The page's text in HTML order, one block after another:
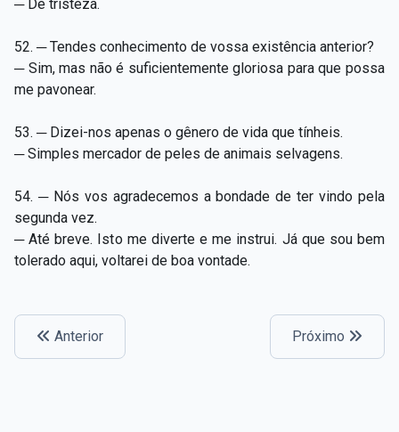
─ De tristeza.
52. ─ Tendes conhecimento de vossa existência anterior?
─ Sim, mas não é suficientemente gloriosa para que possa
me pavonear.
53. ─ Dizei-nos apenas o gênero de vida que tínheis.
─ Simples mercador de peles de animais selvagens.
54. ─ Nós vos agradecemos a bondade de ter vindo pela
segunda vez.
─ Até breve. Isto me diverte e me instrui. Já que sou bem
tolerado aqui, voltarei de boa vontade.
Anterior Próximo